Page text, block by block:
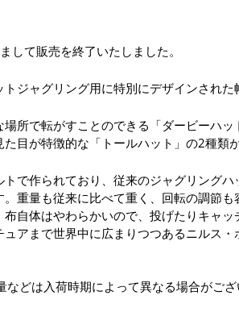
て販売を終了いたしました。
ジャグリング用に特別にデザインされた
場所で転がすことのできる「ダービーハ
目が特徴的な「トールハット」の2種類が
で作られており、従来のジャグリング
。重量も従来に比べて重く、回転の調節
自体はやわらかいので、投げたりキャ
アまで世界中に広まりつつあるニルス
などは入荷時期によって異なる場合がご